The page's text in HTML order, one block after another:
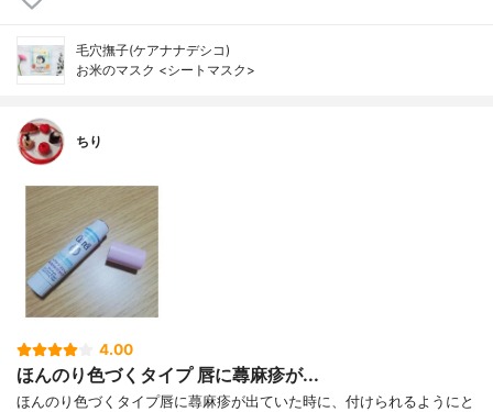
毛穴撫子(ケアナナデシコ)
お米のマスク <シートマスク>
ちり
4.00
ほんのり色づくタイプ 唇に蕁麻疹が...
ほんのり色づくタイプ唇に蕁麻疹が出ていた時に、付けられるようにと